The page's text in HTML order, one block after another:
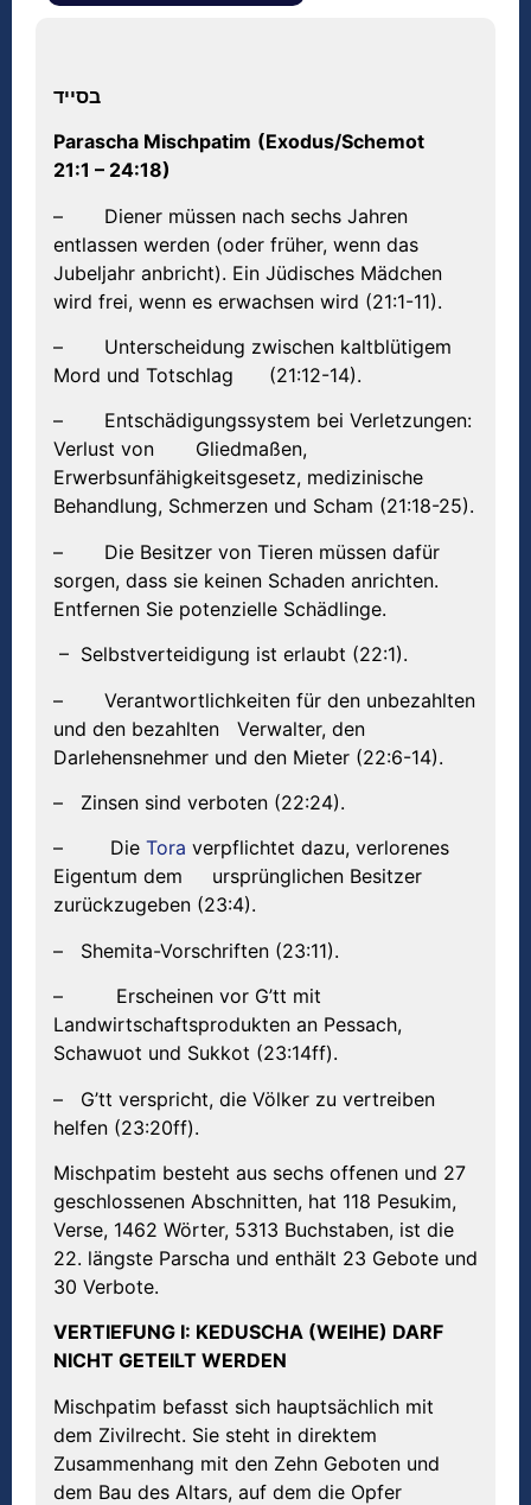
בסייד
Parascha Mischpatim (Exodus/Schemot
21:1 – 24:18)
– Diener müssen nach sechs Jahren
entlassen werden (oder früher, wenn das
Jubeljahr anbricht). Ein Jüdisches Mädchen
wird frei, wenn es erwachsen wird (21:1-11).
– Unterscheidung zwischen kaltblütigem
Mord und Totschlag (21:12-14).
– Entschädigungssystem bei Verletzungen:
Verlust von Gliedmaßen,
Erwerbsunfähigkeitsgesetz, medizinische
Behandlung, Schmerzen und Scham (21:18-25).
– Die Besitzer von Tieren müssen dafür
sorgen, dass sie keinen Schaden anrichten.
Entfernen Sie potenzielle Schädlinge.
– Selbstverteidigung ist erlaubt (22:1).
– Verantwortlichkeiten für den unbezahlten
und den bezahlten Verwalter, den
Darlehensnehmer und den Mieter (22:6-14).
– Zinsen sind verboten (22:24).
– Die Tora verpflichtet dazu, verlorenes
Eigentum dem ursprünglichen Besitzer
zurückzugeben (23:4).
– Shemita-Vorschriften (23:11).
– Erscheinen vor G’tt mit
Landwirtschaftsprodukten an Pessach,
Schawuot und Sukkot (23:14ff).
– G’tt verspricht, die Völker zu vertreiben
helfen (23:20ff).
Mischpatim besteht aus sechs offenen und 27
geschlossenen Abschnitten, hat 118 Pesukim,
Verse, 1462 Wörter, 5313 Buchstaben, ist die
22. längste Parscha und enthält 23 Gebote und
30 Verbote.
VERTIEFUNG I: KEDUSCHA (WEIHE) DARF
NICHT GETEILT WERDEN
Mischpatim befasst sich hauptsächlich mit
dem Zivilrecht. Sie steht in direktem
Zusammenhang mit den Zehn Geboten und
dem Bau des Altars, auf dem die Opfer